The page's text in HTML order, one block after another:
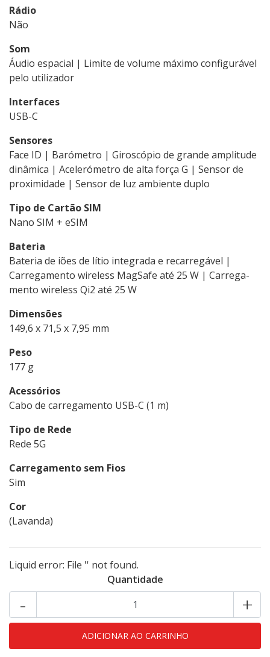
Rádio
Não
Som
Áudio espacial | Limite de volume máximo configurável
pelo utilizador
Interfaces
USB-C
Sensores
Face ID | Barómetro | Giroscópio de grande amplitude
dinâmica | Acelerómetro de alta força G | Sensor de
proximidade | Sensor de luz ambiente duplo
Tipo de Cartão SIM
Nano SIM + eSIM
Bateria
Bateria de iões de lítio integrada e recarregável |
Carrega­mento wireless MagSafe até 25 W | Carrega­
mento wireless Qi2 até 25 W
Dimensões
149,6 x 71,5 x 7,95 mm
Peso
177 g
Acessórios
Cabo de carregamento USB-C (1 m)
Tipo de Rede
Rede 5G
Carregamento sem Fios
Sim
Cor
(Lavanda)
Liquid error: File '' not found.
Quantidade
+
-